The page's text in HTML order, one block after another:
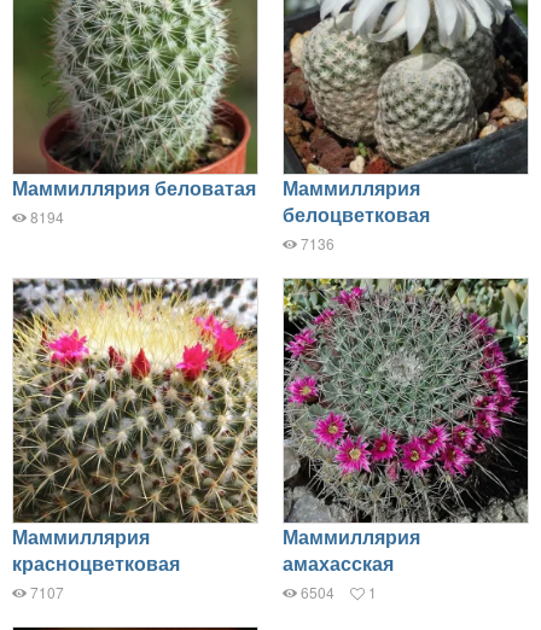
Маммиллярия беловатая
8194
Маммиллярия
белоцветковая
7136
Маммиллярия
красноцветковая
7107
Маммиллярия
амахасская
6504 1